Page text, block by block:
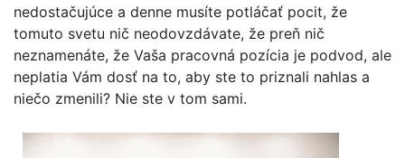
nedostačujúce a denne musíte potláčať pocit, že
tomuto svetu nič neodovzdávate, že preň nič
neznamenáte, že Vaša pracovná pozícia je podvod, ale
neplatia Vám dosť na to, aby ste to priznali nahlas a
niečo zmenili? Nie ste v tom sami.